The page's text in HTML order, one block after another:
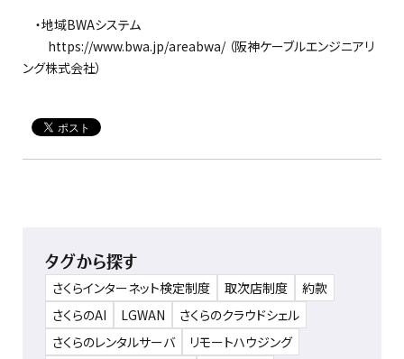
・地域BWAシステム
https://www.bwa.jp/areabwa/ （阪神ケーブルエンジニアリ
ング株式会社）
タグから探す
さくらインターネット検定制度 取次店制度
約款
さくらのAI
LGWAN
さくらのクラウドシェル
さくらのレンタルサーバ
リモートハウジング